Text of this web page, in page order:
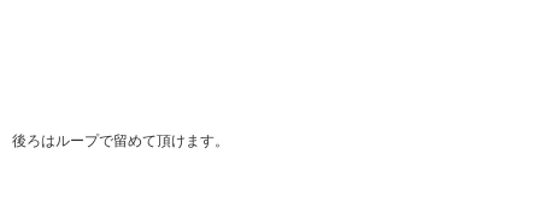
後ろはループで留めて頂けます。